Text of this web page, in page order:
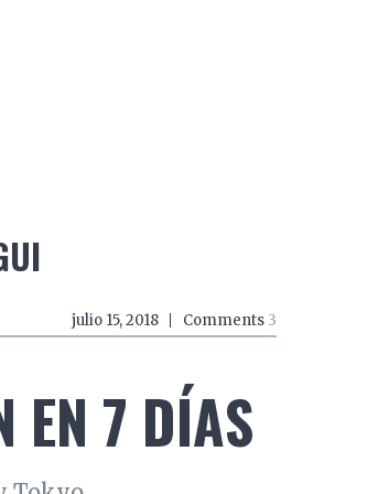
julio 15, 2018 Comments 3
EN 7 DÍAS